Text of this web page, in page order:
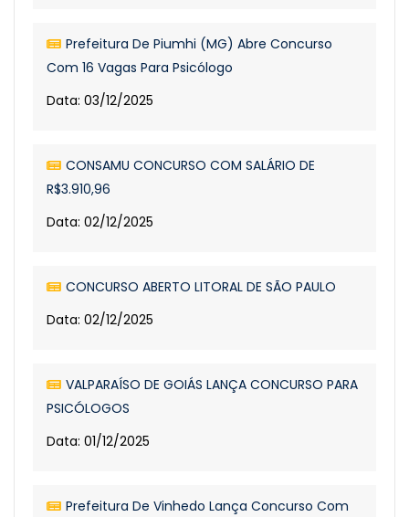
Prefeitura De Piumhi (MG) Abre Concurso
Com 16 Vagas Para Psicólogo
Data: 03/12/2025
CONSAMU CONCURSO COM SALÁRIO DE
R$3.910,96
Data: 02/12/2025
CONCURSO ABERTO LITORAL DE SÃO PAULO
Data: 02/12/2025
VALPARAÍSO DE GOIÁS LANÇA CONCURSO PARA
PSICÓLOGOS
Data: 01/12/2025
Prefeitura De Vinhedo Lança Concurso Com